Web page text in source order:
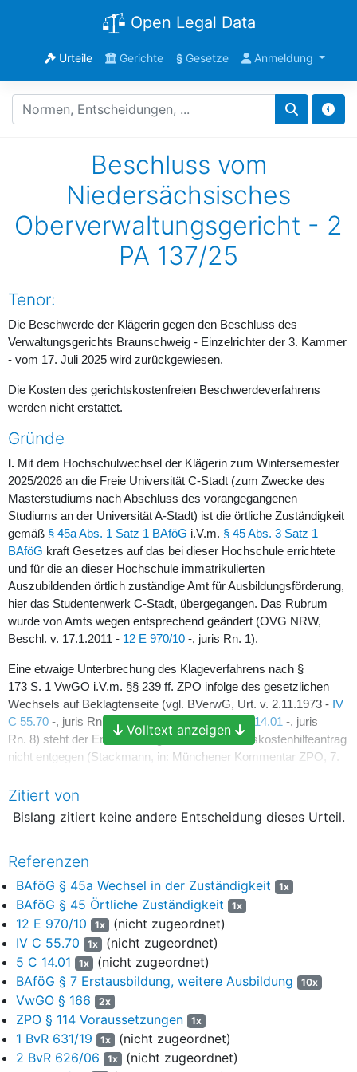
Open Legal Data
Urteile Gerichte §Gesetze Anmeldung
Beschluss vom
Niedersächsisches
Oberverwaltungsgericht - 2
PA 137/25
Tenor:
Die Beschwerde der Klägerin gegen den Beschluss des
Verwaltungsgerichts Braunschweig - Einzelrichter der 3. Kammer
- vom 17. Juli 2025 wird zurückgewiesen.
Die Kosten des gerichtskostenfreien Beschwerdeverfahrens
werden nicht erstattet.
Gründe
I. Mit dem Hochschulwechsel der Klägerin zum Wintersemester
2025/2026 an die Freie Universität C-Stadt (zum Zwecke des
Masterstudiums nach Abschluss des vorangegangenen
Studiums an der Universität A-Stadt) ist die örtliche Zuständigkeit
gemäß § 45a Abs. 1 Satz 1 BAföG i.V.m. § 45 Abs. 3 Satz 1
BAföG kraft Gesetzes auf das bei dieser Hochschule errichtete
und für die an dieser Hochschule immatrikulierten
Auszubildenden örtlich zuständige Amt für Ausbildungsförderung,
hier das Studentenwerk C-Stadt, übergegangen. Das Rubrum
wurde von Amts wegen entsprechend geändert (OVG NRW,
Beschl. v. 17.1.2011 - 12 E 970/10 -, juris Rn. 1).
Eine etwaige Unterbrechung des Klageverfahrens nach §
173 S. 1 VwGO i.V.m. §§ 239 ff. ZPO infolge des gesetzlichen
Wechsels auf Beklagtenseite (vgl. BVerwG, Urt. v. 2.11.1973 - IV
C 55.70 -, juris Rn. 13 u. 5 C 14.01 -, juris
Rn. 8) steht der Entscheidung über den Prozesskostenhilfeantrag
nicht entgegen (Stackmann, in: Münchener Kommentar ZPO, 7.
II.Die Klägerin, die zum Wintersemester 2020/2021 ihr drittes
Studium, nämlich "Kulturwissenschaften und ästhetische Praxis"
Prozesskostenhilfe für ihre Klage gegen den Bescheid des
Bewilligung von Ausbildungsförderung mangels Vorliegens einer
förderungsfähigen Ausbildung nach§ 7 Abs. 3 BAföG
worden war.
Ihre Beschwerde gegen den Prozesskostenhilfe versagenden
Beschluss des Verwaltungsgerichts vom 17. Juli 2025 hat keinen
Erfolg. Sie ist unbegründet, weil das Verwaltungsgericht der
Klägerin mangels hinreichender Erfolgsaussichten ihrer Klage zu
Recht keine Prozesskostenhilfe bewilligt hat.
Nach§ 166 Abs. 1 Satz 1 VwGOi.V.m.§ 114 Abs. 1 Satz 1 ZPO
Volltext anzeigen
Zitiert von
Bislang zitiert keine andere Entscheidung dieses Urteil.
Referenzen
BAföG § 45a Wechsel in der Zuständigkeit 1x
BAföG § 45 Örtliche Zuständigkeit 1x
12 E 970/10 1x (nicht zugeordnet)
IV C 55.70
1x (nicht zugeordnet)
5 C 14.01
1x (nicht zugeordnet)
BAföG § 7 Erstausbildung, weitere Ausbildung
10x
VwGO § 166 2x
ZPO § 114 Voraussetzungen 1x
1 BvR 631/19 1x (nicht zugeordnet)
2 BvR 626/06
1x (nicht zugeordnet)